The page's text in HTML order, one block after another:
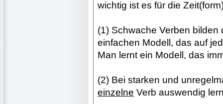
wichtig ist es für die
(1) Schwache Verben
einfachen Modell, das auf
Man lernt ein Modell, das
(2) Bei starken und
einzelne Verb auswendig